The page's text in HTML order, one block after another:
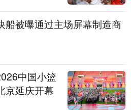
船被曝通过主场屏幕制造商
中国小篮
京延庆开幕